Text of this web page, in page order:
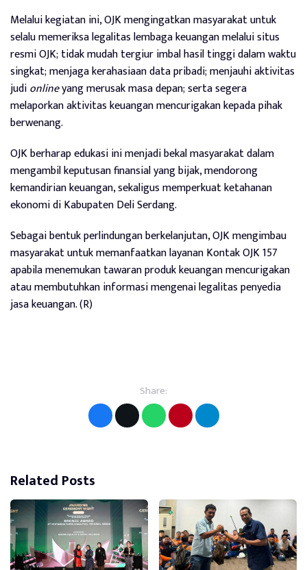
Melalui kegiatan ini, OJK mengingatkan masyarakat untuk
selalu memeriksa legalitas lembaga keuangan melalui situs
resmi OJK; tidak mudah tergiur imbal hasil tinggi dalam waktu
singkat; menjaga kerahasiaan data pribadi; menjauhi aktivitas
judionlineyang merusak masa depan; serta segera
melaporkan aktivitas keuangan mencurigakan kepada pihak
berwenang.
OJK berharap edukasi ini menjadi bekal masyarakat dalam
mengambil keputusan finansial yang bijak, mendorong
kemandirian keuangan, sekaligus memperkuat ketahanan
ekonomi di Kabupaten Deli Serdang.
Sebagai bentuk perlindungan berkelanjutan, OJK mengimbau
masyarakat untuk memanfaatkan layanan Kontak OJK 157
apabila menemukan tawaran produk keuangan mencurigakan
atau membutuhkan informasi mengenai legalitas penyedia
jasa keuangan. (R)
Share:
Related Posts